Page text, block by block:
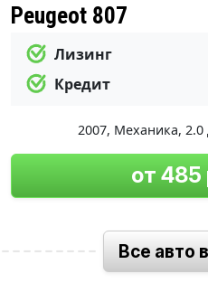
Peugeot 807
Лизинг
Кредит
2007, Механика, 2.0
от
Все авто